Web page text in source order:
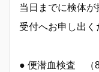
当日までに検体
受付へお申し出く
● 便潜血検査 （